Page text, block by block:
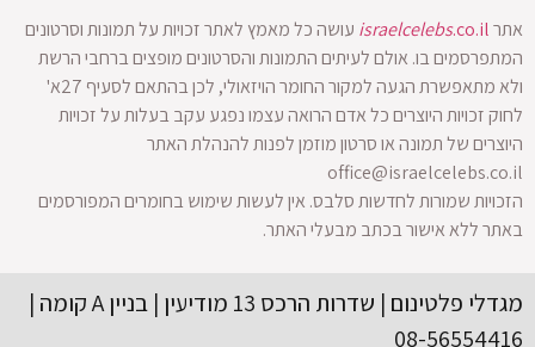
אתר israelcelebs.co.il
עושה כל מאמץ לאתר זכויות על תמונות וסרטונים
המתפרסמים בו. אולם לעיתים התמונות והסרטונים מופצים ברחבי הרשת
ולא מתאפשרת הגעה למקור החומר הויזאולי, לכן בהתאם לסעיף 27א'
לחוק זכויות היוצרים כל אדם הרואה עצמו נפגע עקב בעלות על זכויות
היוצרים של תמונה או סרטון מוזמן לפנות להנהלת האתר
office@israelcelebs.co.il
הזכויות שמורות לחדשות סלבס. אין לעשות שימוש בחומרים המפורסמים
באתר ללא אישור בכתב מבעלי האתר.
מגדלי פלטינום | שדרות הרכס 13 מודיעין | בניין A קומה |
08-56554416